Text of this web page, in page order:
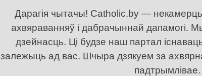
Дарагія чытачы! Catholic.by —
ахвяраванняў і дабрачыннай дапамогі.
дзейнасць. Ці будзе наш партал
залежыць ад вас. Шчыра дзякуем за
падтрымлівае.